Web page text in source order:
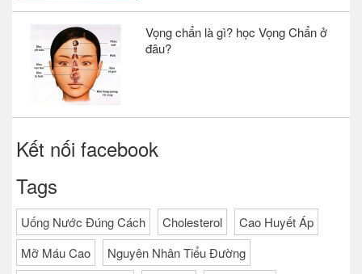
Vọng chẩn là gì? học Vọng Chẩn ở
đâu?
Kết nối facebook
Tags
Uống Nước Đúng Cách Cholesterol
Cao Huyết Áp
Mỡ Máu Cao
Nguyên Nhân Tiểu Đường